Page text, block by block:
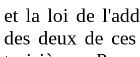
et la loi de
des deux de